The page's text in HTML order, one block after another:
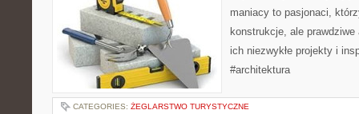
maniacy to pasjonaci,
konstrukcje, ale
ich niezwykłe projekty i
#architektura
CATEGORIES: ŻEGLARSTWO TURYSTYCZNE